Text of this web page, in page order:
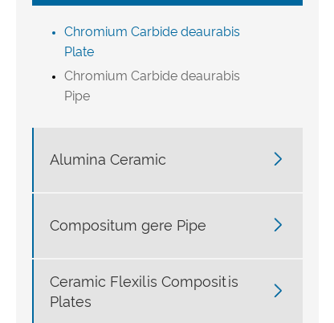
Chromium Carbide deaurabis
Plate
Chromium Carbide deaurabis
Pipe
Alumina Ceramic 
Compositum gere Pipe 
Ceramic Flexilis Compositis
Plates
